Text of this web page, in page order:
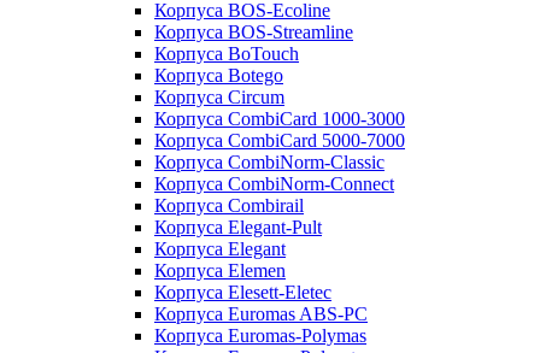
Корпуса BOS-Ecoline
Корпуса BOS-Streamline
Корпуса BoTouch
Корпуса Botego
Корпуса Circum
Корпуса CombiCard 1000-3000
Корпуса CombiCard 5000-7000
Корпуса CombiNorm-Classic
Корпуса CombiNorm-Connect
Корпуса Combirail
Корпуса Elegant-Pult
Корпуса Elegant
Корпуса Elemen
Корпуса Elesett-Eletec
Корпуса Euromas ABS-PC
Корпуса Euromas-Polymas